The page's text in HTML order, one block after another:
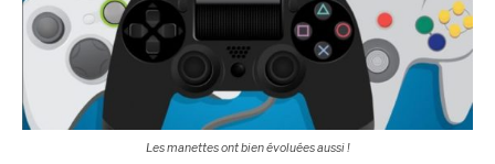
Les manettes ont bien évoluées aussi !